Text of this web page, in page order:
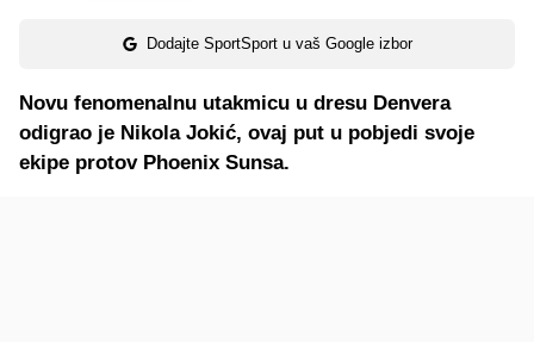
Dodajte SportSport u vaš Google izbor
Novu fenomenalnu utakmicu u dresu Denvera
odigrao je Nikola Jokić, ovaj put u pobjedi svoje
ekipe protov Phoenix Sunsa.